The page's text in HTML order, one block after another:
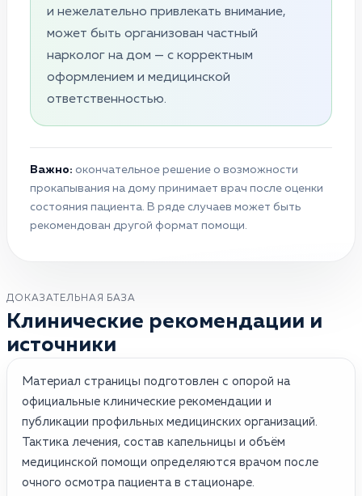
и нежелательно привлекать внимание,
может быть организован частный
нарколог на дом — с корректным
оформлением и медицинской
ответственностью.
Важно: окончательное решение о возможности
прокапывания на дому принимает врач после оценки
состояния пациента. В ряде случаев может быть
рекомендован другой формат помощи.
ДОКАЗАТЕЛЬНАЯ БАЗА
Клинические рекомендации и
источники
Материал страницы подготовлен с опорой на
официальные клинические рекомендации и
публикации профильных медицинских организаций.
Тактика лечения, состав капельницы и объём
медицинской помощи определяются врачом после
очного осмотра пациента в стационаре.